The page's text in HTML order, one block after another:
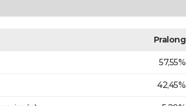
Pralong
57,55%
42,45%